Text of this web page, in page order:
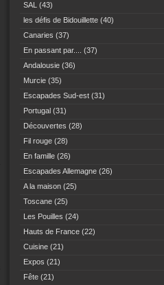
SAL (43)
les défis de Bidouillette (40)
Canaries (37)
En passant par....
(37)
Andalousie (36)
Murcie (35)
Escapades Sud-est (31)
Portugal (31)
Découvertes (28)
Fil rouge (28)
En famille (26)
Escapades Allemagne (26)
A la maison (25)
Toscane (25)
Les Pouilles (24)
Hauts de France (22)
Cuisine (21)
Expos (21)
Fête (21)